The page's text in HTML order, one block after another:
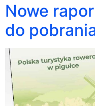
Nowe
do